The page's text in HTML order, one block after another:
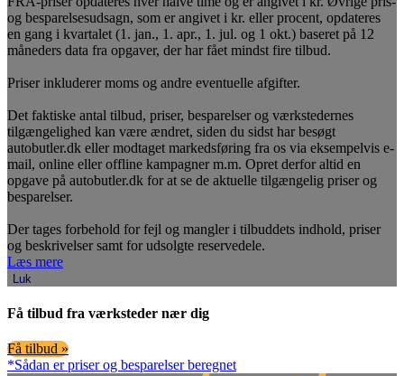
og besparelsesudsagn, som er angivet i kr. eller procent, opdateres
en gang i kvartalet (1. jan., 1. apr., 1. jul. og 1 okt.) baseret på 12
måneders data fra opgaver, der har fået mindst fire tilbud.
Priser inkluderer moms og andre eventuelle afgifter.
Det faktiske antal tilbud, priser, besparelser og værkstedernes
tilgængelighed kan være ændret, siden du sidst har besøgt
autobutler.dk eller modtaget markedsføring fra os via eksempelvis e-
mail, online eller offline kampagner m.m. Opret derfor altid en
opgave på autobutler.dk for at se de aktuelle tilgængelig priser og
besparelser.
Der tages forbehold for fejl og mangler i tilbuddets indhold, priser
og beskrivelser samt for udsolgte reservedele.
Læs mere
Luk
Få tilbud fra værksteder nær dig
Få tilbud »
*Sådan er priser og besparelser beregnet